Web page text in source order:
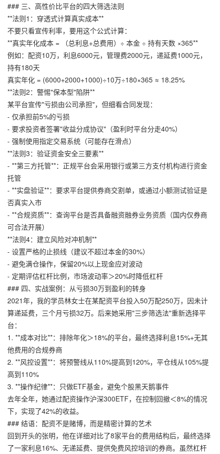
### 三、高性价比平台的四大筛选法则
**法则1：穿透式计算真实成本**
不要只看宣传利率，要用这个公式计算：
**真实年化成本 = （总利息+总费用）÷ 本金 ÷ 持有天数 ×365**
例如：配资10万，利息6000元，管理费2000元，递延费1000元，
持有180天
真实年化 = (6000+2000+1000)÷10万÷180×365 ≈ 18.25%
**法则2：警惕"保本型"陷阱**
某平台宣传"亏损由公司承担"，但细看合同发现：
- 仅承担前5%的亏损
- 要求投资者签署"收益分成协议"（盈利时平台分走40%）
- 强制使用指定交易系统（可能存在滑点）
**法则3：验证资金安全三要素**
- **第三方托管**：正规平台会采用银行或第三方支付机构进行资金
托管
- **实盘验证**：要求平台提供券商交割单，或通过小额测试验证是
否真实入市
- **合规资质**：查询平台是否具备融资融券业务资质（国内仅券商
可合法开展）
**法则4：建立风险对冲机制**
- 设置严格的止损线（建议不超过本金的30%）
- 避免满仓操作，保留20%以上现金应对波动
- 定期评估杠杆比例，市场波动率＞20%时降低杠杆
### 四、实战案例：从亏损30万到盈利的转身
2021年，我的学员林女士在某配资平台投入50万配250万，因未计
算递延费，三个月亏损32万。后来她采用"三步筛选法"重新选择平
台：
1. **成本对比**：排除年化＞18%的平台，最终选择利息15%+无其
他费用的合规券商
2. **风控设置**：将预警线从110%提高到120%，平仓线从105%提
高到110%
3. **操作纪律**：只做ETF基金，避免个股黑天鹅事件
去年全年，她通过配资操作沪深300ETF，在控制回撤＜8%的情况
下，实现了42%的收益。
### 结语：配资不是赌博，而是精密计算的艺术
回到开头的张明，他在详细对比了8家平台的费用结构后，最终选择
了一家利息16%、无递延费、提供免费风控培训的券商。虽然杠杆